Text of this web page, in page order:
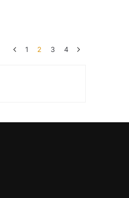
1 2 3 4